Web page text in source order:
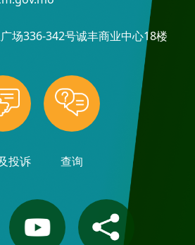
场336-342号诚丰商业中心18楼
投诉 查询